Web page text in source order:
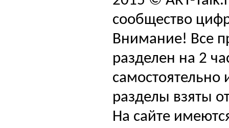
сообщество
Внимание! Все
разделен на 2
самостоятельно
разделы взяты
На сайте